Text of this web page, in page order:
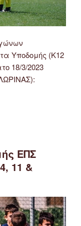
Υποδομής (Κ12
18/3/2023
ΕΠΣ
11 &